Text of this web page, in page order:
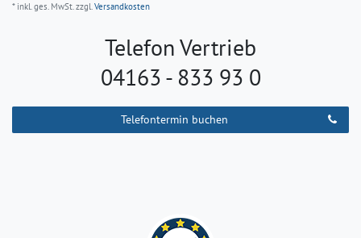
* inkl. ges. MwSt. zzgl.Versandkosten
Telefon Vertrieb
04163 - 833 93 0
Telefontermin buchen